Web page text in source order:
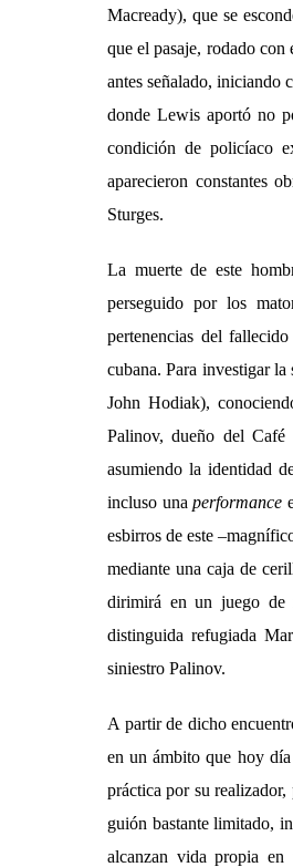
Macready), que se
que el pasaje, rodado con
antes señalado, iniciando
donde Lewis aportó no
condición de policíaco
aparecieron constantes
Sturges.
La muerte de este
perseguido por los
pertenencias del
cubana. Para investigar
John Hodiak),
Palinov, dueño del Café
asumiendo la identidad
incluso unaperformance
esbirros de este
mediante una caja de
dirimirá en un juego de
distinguida refugiada
siniestro Palinov.
A partir de dicho
en un ámbito que hoy
práctica por su
guión bastante limitado,
alcanzan vida propia